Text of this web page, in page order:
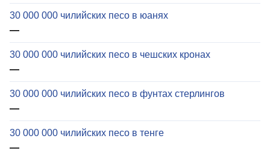
30 000 000 чилийских песо в юанях
—
30 000 000 чилийских песо в чешских кронах
—
30 000 000 чилийских песо в фунтах стерлингов
—
30 000 000 чилийских песо в тенге
—